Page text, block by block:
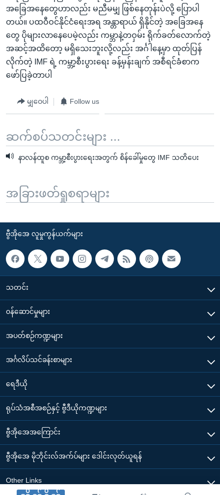
အခြေအနေတွေဟာလည်း မညီမမျှ ဖြစ်နေတုန်းပဲလို့ ပြောပါ
တယ်။ ပထဝီဝင်နိုင်ငံရေးအရ အန္တာရာယ် ရှိနိုင်တဲ့ အခြေအနေ
တွေ ပိုများလာနေပေမဲ့လည်း ကမ္ဘာနဲ့တဝှမ်း ရိုက်ခတ်လောက်တဲ့
အဆင့်အထိတော့ မရှိသေးဘူးလို့လည်း အင်္ဂါနေ့မှာ ထုတ်ပြန်
လိုက်တဲ့ IMF ရဲ့ ကမ္ဘာ့စီးပွားရေး ခန့်မှန်းချက် အစီရင်ခံစာက
ဖော်ပြခဲ့တာပါ
မျှဝေပါ Follow us
ဆက်စပ်သတင်းများ ...
နာလန်ထူစ ကမ္ဘာ့စီးပွားရေးအတွက် စိန်ခေါ်မှုတွေ IMF သတိပေး
အခြားဖတ်ရှုစရာများ
ဗွီအိုအေ လူမှုကွန်ယက်များ
သတင်း
၀န်ဆောင်မှုများ
အပတ်စဉ်ကဏ္ဍများ
အင်္ဂလိပ်သင်ခန်းစာများ
ရေဒီယို
ရုပ်သံအစီအစဉ်နှင့် ဗွီဒီယိုကဏ္ဍများ
ဗွီအိုအေအကြောင်း
ဗွီအိုအေ မိုဘိုင်းလ်အက်ပ်များ ဒေါင်းလုတ်ယူရန်
Other Links